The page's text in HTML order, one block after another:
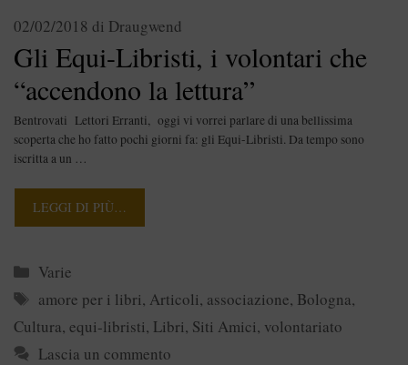
Gli Equi-Libristi, i volontari che
“accendono la lettura”
02/02/2018 di Draugwend
Bentrovati Lettori Erranti, oggi vi vorrei parlare di una bellissima
scoperta che ho fatto pochi giorni fa: gli Equi-Libristi. Da tempo sono
iscritta a un …
LEGGI DI PIÙ…
Categorie
Varie
Tag
amore per i libri, Articoli, associazione, Bologna,
Cultura, equi-libristi, Libri, Siti Amici, volontariato
Lascia un commento